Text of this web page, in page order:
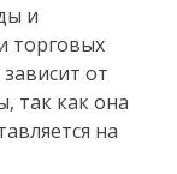
и
торговых
от
так как она
на